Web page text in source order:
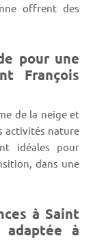
offrent des
pour une
François
de la neige et
activités nature
idéales pour
dans une
à Saint
adaptée à